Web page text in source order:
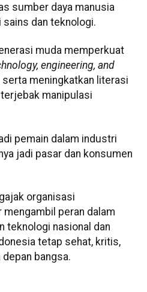
sumber daya manusia
dan teknologi.
muda memperkuat
engineering, and
serta meningkatkan literasi
manipulasi
pemain dalam industri
jadi pasar dan konsumen
organisasi
mengambil peran dalam
teknologi nasional dan
tetap sehat, kritis,
bangsa.